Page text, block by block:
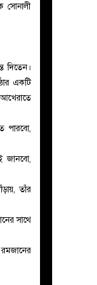
সোনালী
দিতেন।
একটি
পারবো,
জানবো,
তাঁর
সাথে